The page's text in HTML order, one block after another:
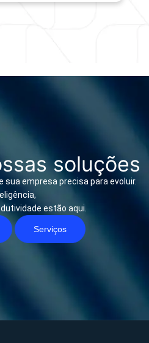
soluções
sua empresa precisa para evoluir.
estão aqui.
Serviços